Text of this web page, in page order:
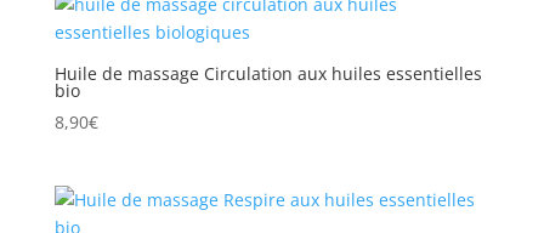
Huile de massage Circulation aux huiles essentielles
bio
8,90€